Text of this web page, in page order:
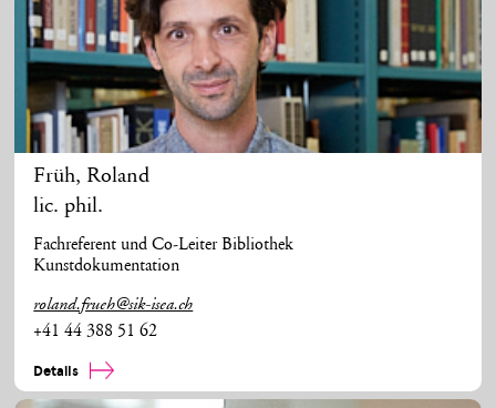
Früh, Roland
lic. phil.
Fachreferent und Co-Leiter Bibliothek
Kunstdokumentation
roland.frueh@sik-isea.ch
+41 44 388 51 62
Details